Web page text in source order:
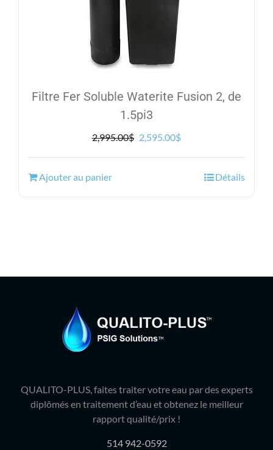
Filtre Fer Soluble Waterite Fusion 2, de
1.5pi3
2,995.00$ Le
2,595.00$Le
Ajouter au panier Détails
QUALITO-PLUS, faites traiter votre eau par des experts
diplômés en traitement d’eau et obtenez le meilleur
rapport qualité/prix !
514 942-0592